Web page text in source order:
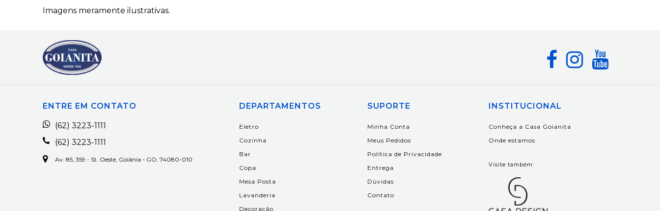
Imagens meramente ilustrativas.
ENTRE EM CONTATO
(62) 3223-1111
(62) 3223-1111
Av. 85, 359 - St. Oeste, Goiânia - GO, 74080-010
DEPARTAMENTOS
Eletro
Cozinha
Bar
Copa
Mesa Posta
Lavanderia
Decoração
SUPORTE
Minha Conta
Meus Pedidos
Política de Privacidade
Entrega
Dúvidas
Contato
INSTITUCIONAL
Conheça a Casa Goianita
Onde estamos
Visite também: